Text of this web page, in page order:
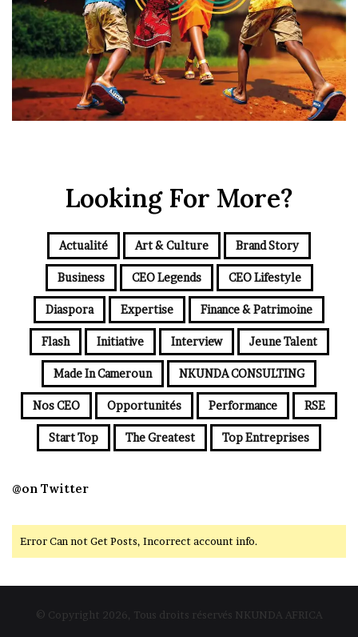
Looking For More?
Actualité Art & Culture Brand Story
Business CEO Legends CEO Lifestyle
Diaspora Expertise Finance & Patrimoine
Flash Initiative Interview Jeune Talent
Made In Cameroun NKUNDA CONSULTING
Nos CEO Opportunités Performance RSE
Start Top The Greatest Top Entreprises
@on Twitter
Error Can not Get Posts, Incorrect account info.
© Copyright 2026, Tous droits réservés NKUNDA AFRICA